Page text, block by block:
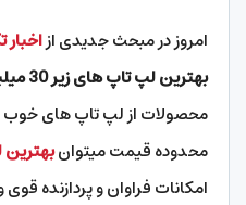
امروز در مبحث جدیدی ازاخبار
بهترین لپ تاپ های زیر 30 میلیون
محصولات از لپ تاپ های خوب
محدوده قیمت میتوانبهترین
امکانات فراوان و پردازنده